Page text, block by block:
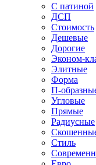
С патиной
ДСП
Стоимость
Дешевые
Дорогие
Эконом-
Элитные
Форма
П-
Угловые
Прямые
Радиусные
Стиль